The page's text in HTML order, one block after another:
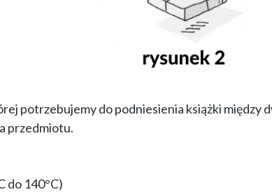
potrzebujemy do podniesienia książki między
przedmiotu.
do 140°C)